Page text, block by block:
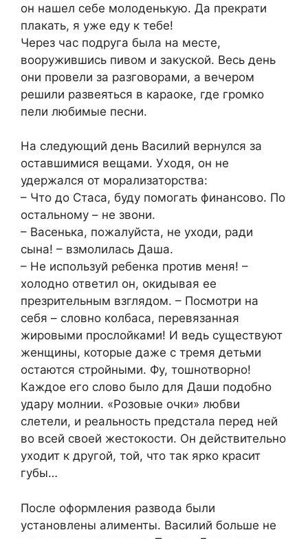
он нашел себе молоденькую. Да прекрати
плакать, я уже еду к тебе!
Через час подруга была на месте,
вооружившись пивом и закуской. Весь день
они провели за разговорами, а вечером
решили развеяться в караоке, где громко
пели любимые песни.
На следующий день Василий вернулся за
оставшимися вещами. Уходя, он не
удержался от морализаторства:
– Что до Стаса, буду помогать финансово. По
остальному – не звони.
– Васенька, пожалуйста, не уходи, ради
сына! – взмолилась Даша.
– Не используй ребенка против меня! –
холодно ответил он, окидывая ее
презрительным взглядом. – Посмотри на
себя – словно колбаса, перевязанная
жировыми прослойками! И ведь существуют
женщины, которые даже с тремя детьми
остаются стройными. Фу, тошнотворно!
Каждое его слово было для Даши подобно
удару молнии. «Розовые очки» любви
слетели, и реальность предстала перед ней
во всей своей жестокости. Он действительно
уходит к другой, той, что так ярко красит
губы…
После оформления развода были
установлены алименты. Василий больше не